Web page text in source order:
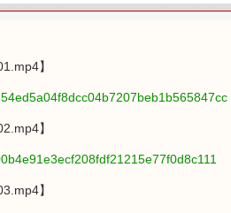
】
】
】